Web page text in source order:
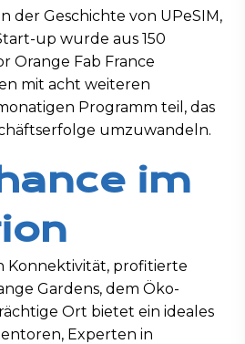
der Geschichte von UPeSIM,
up wurde aus 150
Orange Fab France
mit acht weiteren
Programm teil, das
umzuwandeln.
im
Konnektivität, profitierte
Gardens, dem Öko-
Ort bietet ein ideales
Experten in